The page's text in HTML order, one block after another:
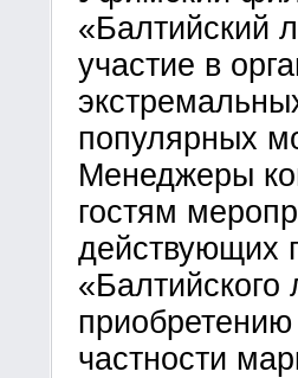
«Балтийский
участие в
популярных
Менеджеры
гостям
действующих
«Балтийского
частности